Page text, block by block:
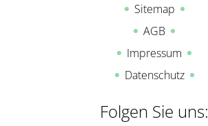
Sitemap
AGB
Impressum
Datenschutz
Folgen Sie uns: